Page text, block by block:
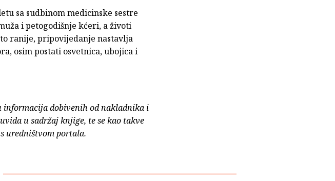
sa sudbinom medicinske sestre
i petogodišnje kćeri, a životi
ranije, pripovijedanje nastavlja
osim postati osvetnica, ubojica i
informacija dobivenih od nakladnika i
u sadržaj knjige, te se kao takve
uredništvom portala.